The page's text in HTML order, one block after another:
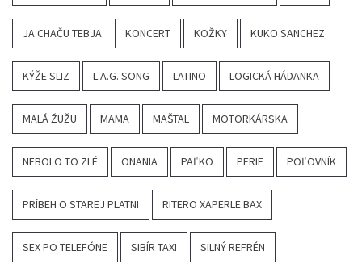
JA CHAČU TEBJA KONCERT KOŽKY KUKO SANCHEZ
KÝŽE SLIZ L.A.G. SONG LATINO LOGICKÁ HÁDANKA
MALÁ ŽUŽU MAMA MAŠTAL MOTORKÁRSKA
NEBOLO TO ZLÉ ONANIA PAĽKO PERIE POĽOVNÍK
PRÍBEH O STAREJ PLATNI RITERO XAPERLE BAX
SEX PO TELEFÓNE SIBÍR TAXI SILNÝ REFRÉN